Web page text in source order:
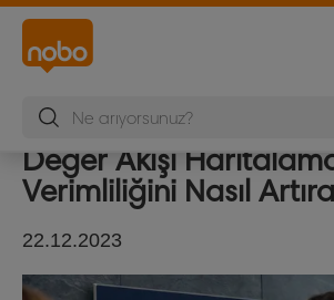
Değer Akışı
Verimliliğini Nasıl
22.12.2023